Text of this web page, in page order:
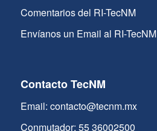
Comentarios del RI-TecNM
Envíanos un Email al RI-TecNM
Contacto TecNM
Email: contacto@tecnm.mx
Conmutador: 55 36002500